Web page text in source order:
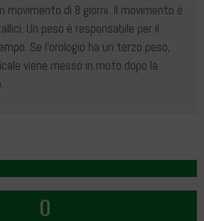
movimento di 8 giorni. Il movimento è
Un peso è responsabile per il
Se l'orologio ha un terzo peso,
viene messo in moto dopo la
O